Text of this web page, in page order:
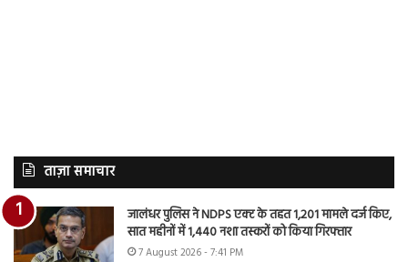
ताज़ा समाचार
जालंधर पुलिस ने NDPS एक्ट के तहत 1,201 मामले दर्ज किए,
सात महीनों में 1,440 नशा तस्करों को किया गिरफ्तार
7 August 2026 - 7:41 PM